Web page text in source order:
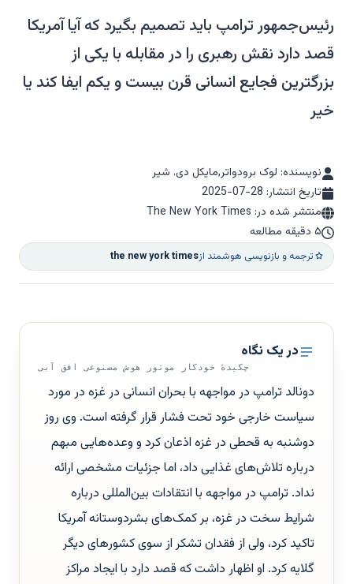
رئیس‌جمهور ترامپ باید تصمیم بگیرد که آیا آمریکا
قصد دارد نقش رهبری را در مقابله با یکی از
بزرگترین فجایع انسانی قرن بیست و یکم ایفا کند یا
خیر
نویسنده: لوک برودواتر,مایکل دی. شیر
تاریخ انتشار: 2025-07-28
منتشر شده در: The New York Times
۵ دقیقه مطالعه
ترجمه و بازنویسی هوشمند ازthe new york times
در یک نگاه
چکیدهٔ خودکار موتور هوش مصنوعی افق آبی
دونالد ترامپ در مواجهه با بحران انسانی در غزه در مورد
سیاست خارجی خود تحت فشار قرار گرفته است. وی روز
دوشنبه به قحطی در غزه اذعان کرد و وعده‌هایی مبهم
درباره تلاش‌های غذایی داد، اما جزئیات مشخصی ارائه
نداد. ترامپ در مواجهه با انتقادات بین‌المللی درباره
شرایط سخت در غزه، بر کمک‌های بشردوستانه آمریکا
تاکید کرد، ولی از فقدان تشکر از سوی کشورهای دیگر
گلایه کرد. او اظهار داشت که قصد دارد با ایجاد مراکز